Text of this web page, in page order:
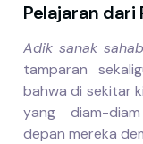
Pelajaran dari
Adik sanak
tamparan
bahwa di sekitar
yang diam-
depan mereka